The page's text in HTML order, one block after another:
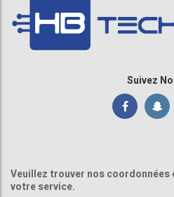
Suivez
Veuillez trouver nos
votre service.